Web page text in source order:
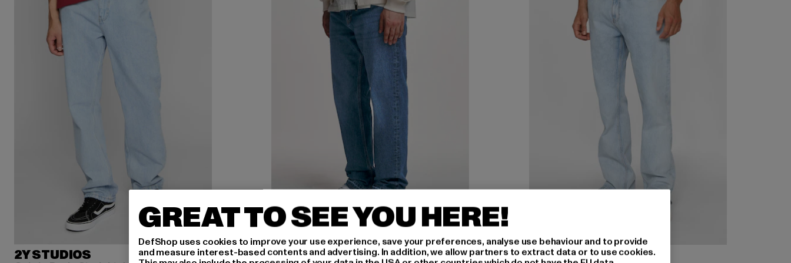
2Y STUDIOS 2Y STUDIOS 2Y STUDIOS
GREAT TO SEE YOU HERE!
DefShop uses cookies to improve your use experience, save your preferences, analyse use behaviour and to provide
and measure interest-based contents and advertising. In addition, we allow partners to extract data or to use cookies.